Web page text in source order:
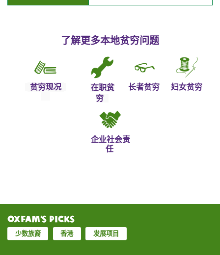
了解更多本地贫穷问题
贫穷现况
在职贫
穷
长者贫穷 妇女贫穷
企业社会责
任
Oxfam’s Picks
少数族裔 香港 发展项目